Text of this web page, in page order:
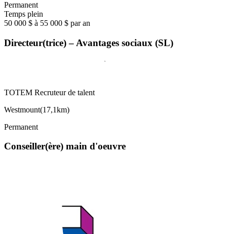
Permanent
Temps plein
50 000 $ à 55 000 $ par an
Directeur(trice) – Avantages sociaux (SL)
TOTEM Recruteur de talent
Westmount(17,1km)
Permanent
Conseiller(ère) main d'oeuvre